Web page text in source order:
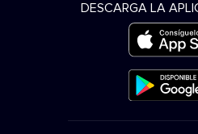
DESCARGA LA